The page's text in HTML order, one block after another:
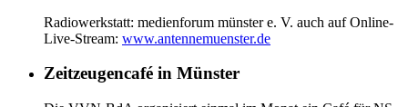
Radiowerkstatt: medienforum münster e. V. auch auf Online-
Live-Stream: www.antennemuenster.de
Zeitzeugencafé in Münster